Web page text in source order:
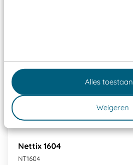
Alles toestaan
Weigeren
Nettix 1604
NT1604